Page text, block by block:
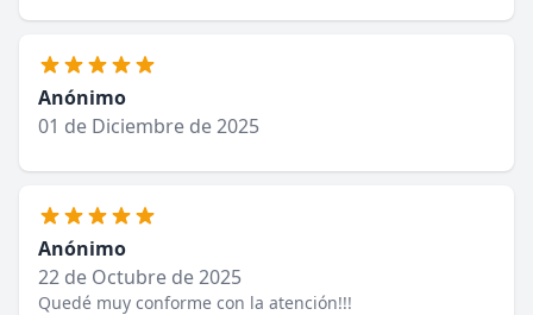
Anónimo
01 de Diciembre de 2025
Anónimo
22 de Octubre de 2025
Quedé muy conforme con la atención!!!